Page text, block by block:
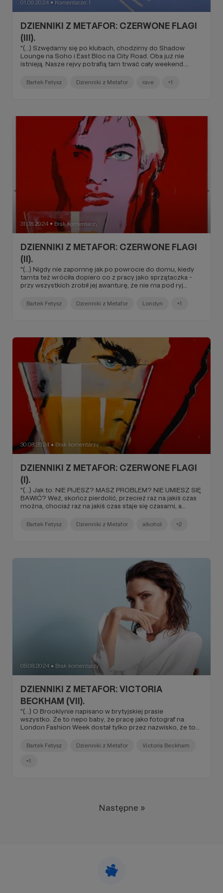
01.09.2024 ● Komentarze: 1
DZIENNIKI Z METAFOR: CZERWONE FLAGI
(III).
"(...) Szwędamy się po klubach, chodzimy do Shadow
Lounge na Soho i East Bloc na City Road. Oba już nie
istnieją. Nasze rejvy potrafią tam trwać cały weekend.
wejściówkę. Alise, z którą dalej mieszkamy, jest bardzo
zazdrosna o naszą przyjaźń. Wtedy wcale dużo nie pijemy,
jeszcze koks, który namiętnie wciąga (...)".
Bartek Fetysz Dzienniki z Metafor rave +1
31.08.2024 ● Brak komentarzy
DZIENNIKI Z METAFOR: CZERWONE FLAGI
(II).
"(...) Nigdy nie zapomnę jak po powrocie do domu, kiedy
tamta też wróciła dopiero co z pracy jako sprzątaczka -
przy wszystkich zrobił jej awanturę, że nie ma pod ryj
koleżanką, która przyszła mnie odwiedzić. I nie pamiętam
dlaczego, były tam wolne tylko trzy krzesła. Dwa
-Możesz stać - powiedział do niej. -Że co? - zapytałem
Bartek Fetysz Dzienniki z Metafor Londyn +1
30.08.2024 ● Brak komentarzy
DZIENNIKI Z METAFOR: CZERWONE FLAGI
(I).
"(...) Jak to: NIE PIJESZ? MASZ PROBLEM? NIE UMIESZ SIĘ
BAWIĆ? Weź, skończ pierdolić, przecież raz na jakiś czas
można, chociaż raz na jakiś czas staje się czasami, a
tygodniu, a kilka razy w tygodniu staje się codziennie (...)".
Bartek Fetysz Dzienniki z Metafor alkohol +2
08.08.2024 ● Brak komentarzy
DZIENNIKI Z METAFOR: VICTORIA
BECKHAM (VII).
"(...) O Brooklynie napisano w brytyjskiej prasie
wszystko. Że to nepo baby, że pracę jako fotograf na
London Fashion Week dostał tylko przez nazwisko, że to
daleko. Zakała rodziny. Z jego żony zaś zrobili jakąś
rozhisteryzowaną niunię, która ma na pieńku z Victorią.
Brytyjskie tabloidy to jest inny układ planetarny. Zaszczuły
Bartek Fetysz Dzienniki z Metafor Victoria Beckham
+1
Następne »